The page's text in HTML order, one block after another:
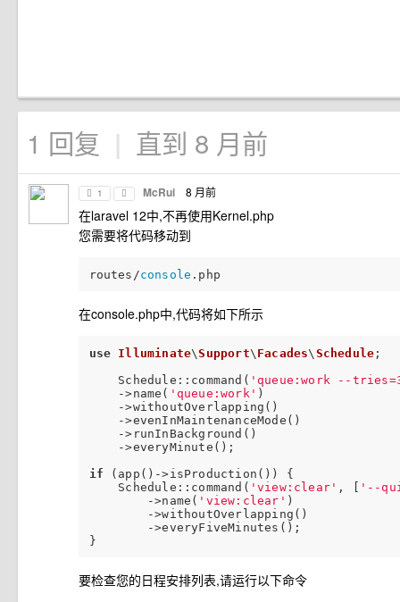
1 回复 | 直到 8 月前
1 McRui 8 月前
在laravel 12中,不再使用Kernel.php
您需要将代码移动到
routes/console
在console.php中,代码将如下所示
use Illuminate\Support\ Facades\ Schedule ;
    Schedule::command(
'queue:work --
    ->name(
'queue:work' )
    ->withoutOverlapping()
    ->evenInMaintenanceMode()
    ->runInBackground()
    ->everyMinute();
if (app()->isProduction()) {
    Schedule::command(
'view:clear' , [ '--
        ->name(
'view:clear' )
        ->withoutOverlapping()
        ->everyFiveMinutes();
要检查您的日程安排列表,请运行以下命令